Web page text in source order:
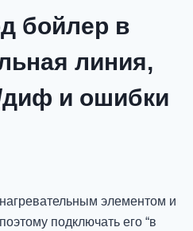
бойлер в
линия,
диф и ошибки
элементом и
подключать его “в